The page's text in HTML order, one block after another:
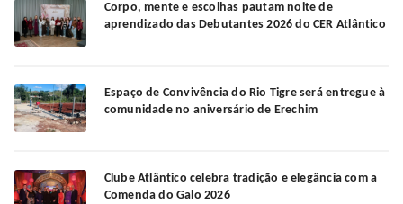
Corpo, mente e escolhas pautam noite de
aprendizado das Debutantes 2026 do CER Atlântico
Espaço de Convivência do Rio Tigre será entregue à
comunidade no aniversário de Erechim
Clube Atlântico celebra tradição e elegância com a
Comenda do Galo 2026